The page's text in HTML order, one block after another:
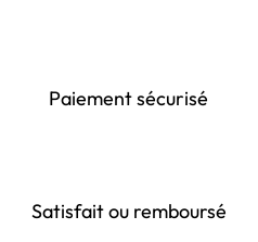
Paiement sécurisé
Satisfait ou remboursé